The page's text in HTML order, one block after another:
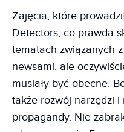
Zajęcia, które
Detectors, co prawda
tematach związanych
newsami, ale
musiały być obecne.
także rozwój narzędzi i
propagandy. Nie